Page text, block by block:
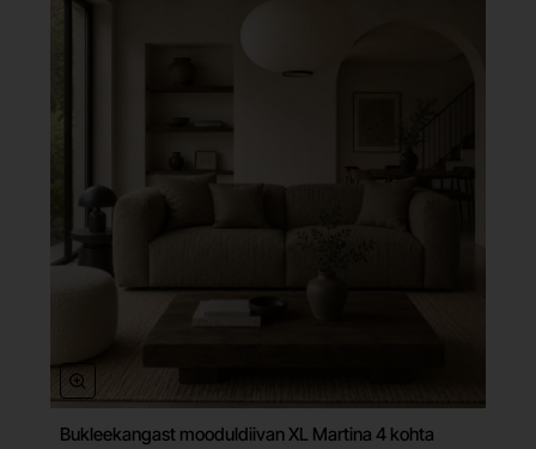
Tasuta tarne
Bukleekangast mooduldiivan XL Martina 4 kohta